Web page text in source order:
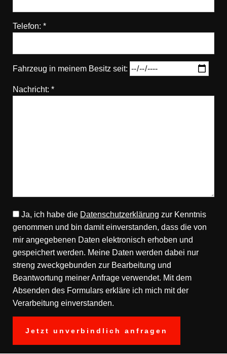
Telefon: *
Fahrzeug in meinem Besitz seit:
Nachricht: *
Ja, ich habe die Datenschutzerklärung zur Kenntnis
genommen und bin damit einverstanden, dass die von
mir angegebenen Daten elektronisch erhoben und
gespeichert werden. Meine Daten werden dabei nur
streng zweckgebunden zur Bearbeitung und
Beantwortung meiner Anfrage verwendet. Mit dem
Absenden des Formulars erkläre ich mich mit der
Verarbeitung einverstanden.